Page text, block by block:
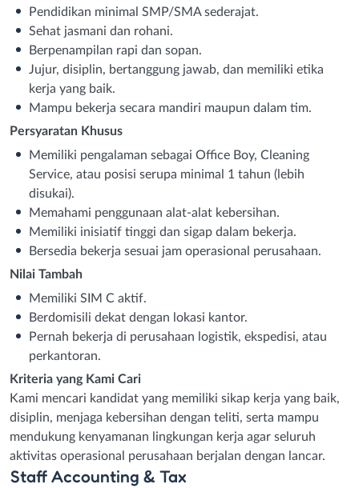
Pendidikan minimal SMP/SMA sederajat.
Sehat jasmani dan rohani.
Berpenampilan rapi dan sopan.
Jujur, disiplin, bertanggung jawab, dan memiliki etika
kerja yang baik.
Mampu bekerja secara mandiri maupun dalam tim.
Persyaratan Khusus
Memiliki pengalaman sebagai Office Boy, Cleaning
Service, atau posisi serupa minimal 1 tahun (lebih
disukai).
Memahami penggunaan alat-alat kebersihan.
Memiliki inisiatif tinggi dan sigap dalam bekerja.
Bersedia bekerja sesuai jam operasional perusahaan.
Nilai Tambah
Memiliki SIM C aktif.
Berdomisili dekat dengan lokasi kantor.
Pernah bekerja di perusahaan logistik, ekspedisi, atau
perkantoran.
Kriteria yang Kami Cari
Kami mencari kandidat yang memiliki sikap kerja yang baik,
disiplin, menjaga kebersihan dengan teliti, serta mampu
mendukung kenyamanan lingkungan kerja agar seluruh
aktivitas operasional perusahaan berjalan dengan lancar.
Staff Accounting & Tax